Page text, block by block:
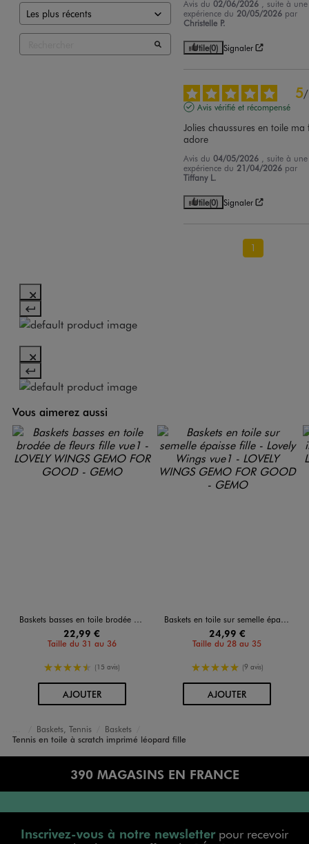
Avis du02/06/2026
, suite à une
expérience du 20/05/2026 par
Christelle P.
Utile(0) Signaler
5/
Avis vérifié et récompensé
Jolies chaussures en toile ma
adore
Avis du04/05/2026
, suite à une
expérience du 21/04/2026 par
Tiffany L.
Utile(0) Signaler
1
Vous aimerez aussi
Baskets basses en toile brodée de fleurs fille
22,99 €
Taille du 31 au 36
4.5/5 de moyenne
(15 avis)
AJOUTERAU PANIER
Baskets en toile sur semelle épaisse fille - Lovely Wings
24,99 €
Taille du 28 au 35
5/5 de moyenne
(9 avis)
AJOUTERAU PANIER
Accueil
Fille
Chaussures
Baskets, Tennis
Baskets
Tennis en toile à scratch imprimé léopard fille
390 MAGASINS EN FRANCE
Inscrivez-vous à notre newsletterpour recevoir